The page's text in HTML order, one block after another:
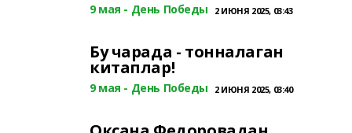
9 мая - День Победы 2 ИЮНЯ 2025, 03:43
Бу чарада - тонналаган
китаплар!
9 мая - День Победы 2 ИЮНЯ 2025, 03:40